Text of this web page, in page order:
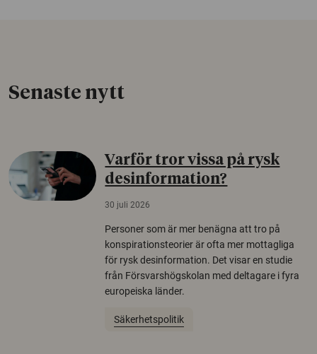
Senaste nytt
Varför tror vissa på rysk
desinformation?
30 juli 2026
Personer som är mer benägna att tro på
konspirationsteorier är ofta mer mottagliga
för rysk desinformation. Det visar en studie
från Försvarshögskolan med deltagare i fyra
europeiska länder.
Säkerhetspolitik